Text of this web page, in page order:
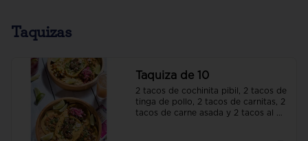
Taquizas
Taquiza de 10
2 tacos de cochinita pibil, 2 tacos de
tinga de pollo, 2 tacos de carnitas, 2
tacos de carne asada y 2 tacos al